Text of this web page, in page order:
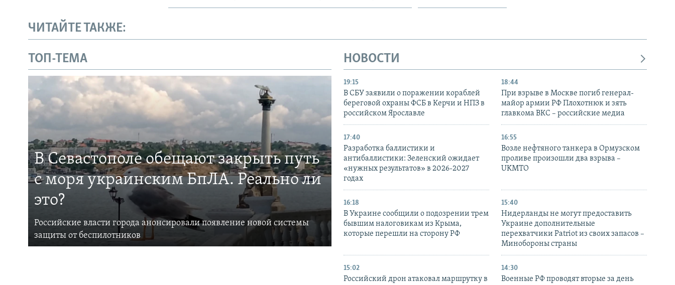
ЧИТАЙТЕ ТАКЖЕ:
ТОП-ТЕМА
В Севастополе обещают закрыть путь
с моря украинским БпЛА. Реально ли
это?
Российские власти города анонсировали появление новой системы
защиты от беспилотников
НОВОСТИ
19:15
В СБУ заявили о поражении кораблей
береговой охраны ФСБ в Керчи и НПЗ в
российском Ярославле
18:44
При взрыве в Москве погиб генерал-
майор армии РФ Плохотнюк и зять
главкома ВКС – российские медиа
17:40
Разработка баллистики и
антибаллистики: Зеленский ожидает
«нужных результатов» в 2026-2027
годах
16:55
Возле нефтяного танкера в Ормузском
проливе произошли два взрыва –
UKMTO
16:18
В Украине сообщили о подозрении трем
бывшим налоговикам из Крыма,
которые перешли на сторону РФ
15:40
Нидерланды не могут предоставить
Украине дополнительные
перехватчики Patriot из своих запасов –
Минобороны страны
15:02
Российский дрон атаковал маршрутку в
14:30
Военные РФ проводят вторые за день